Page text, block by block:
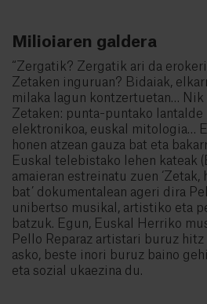
Milioiaren
“Zergatik? Zergatik ari da
Zetaken inguruan? Bidaiak,
milaka lagun kontzertuetan… Nik
Zetaken: punta-puntako lantalde
elektronikoa, euskal mitologia…
honen atzean gauza bat eta
Euskal telebistako lehen kateak
amaieran estreinatu zuen ‘Zetak,
bat’ dokumentalean ageri dira
unibertso musikal, artistiko eta
batzuk. Egun, Euskal Herriko
Pello Reparaz artistari buruz hitz
asko, beste inori buruz baino
eta sozial ukaezina du.